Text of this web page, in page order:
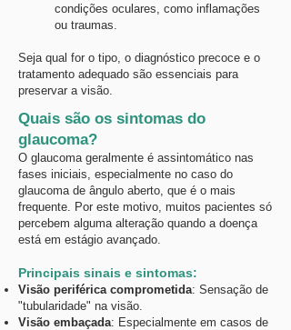
condições oculares, como inflamações
ou traumas.
Seja qual for o tipo, o diagnóstico precoce e o
tratamento adequado são essenciais para
preservar a visão.
Quais são os sintomas do
glaucoma?
O glaucoma geralmente é assintomático nas
fases iniciais, especialmente no caso do
glaucoma de ângulo aberto, que é o mais
frequente. Por este motivo, muitos pacientes só
percebem alguma alteração quando a doença
está em estágio avançado.
Principais sinais e sintomas:
Visão periférica comprometida: Sensação de
"tubularidade" na visão.
Visão embaçada: Especialmente em casos de